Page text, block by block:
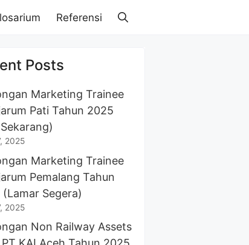
Referensi
Posts
Marketing Trainee
Pati Tahun 2025
2025
Marketing Trainee
Pemalang Tahun
Segera)
2025
Non Railway Assets